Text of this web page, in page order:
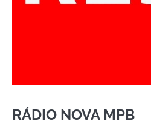
RÁDIO NOVA MPB